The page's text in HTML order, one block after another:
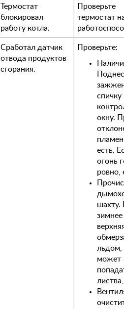
Термостат
блокировал
работу котла.
Проверьте
термостат
Сработал датчик
отвода продуктов
сгорания.
Проверьте:
спичку
окну.
есть.
огонь
ровно,
шахту.
льдом,
может